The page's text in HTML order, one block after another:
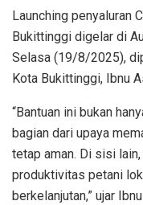
Launching penyaluran
Bukittinggi digelar di
Selasa (19/8/2025),
Kota Bukittinggi, Ibnu
“Bantuan ini bukan
bagian dari upaya
tetap aman. Di sisi
produktivitas petani
berkelanjutan,” ujar